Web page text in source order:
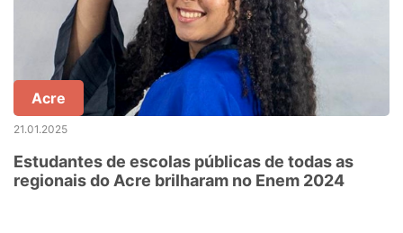
Acre
21.01.2025
Estudantes de escolas públicas de todas as
regionais do Acre brilharam no Enem 2024